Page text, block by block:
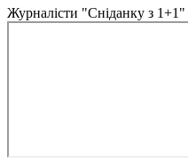
Журналісти "Сніданку з 1+1"